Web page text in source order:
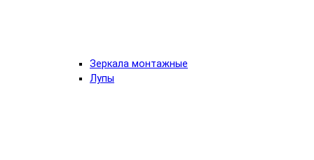
Зеркала монтажные
Лупы